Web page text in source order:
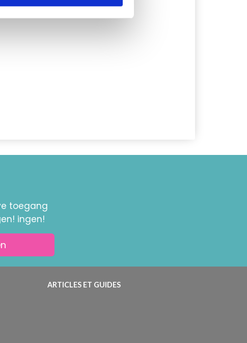
toegang
ingen!
ARTICLES ET GUIDES